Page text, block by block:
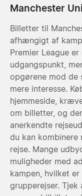
Manchester
Billetter til
afhængigt af
Premier League
udgangspunkt,
opgørene mod
mere interesse.
hjemmeside,
om billetter, og
anerkendte
du kan
rejse. Mange
muligheder med
kampen, hvilket
grupperejser.